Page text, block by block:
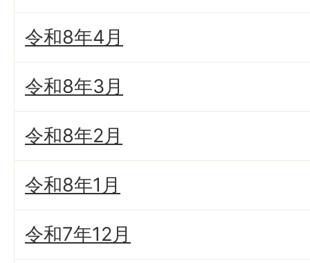
令和8年4月
令和8年3月
令和8年2月
令和8年1月
令和7年12月